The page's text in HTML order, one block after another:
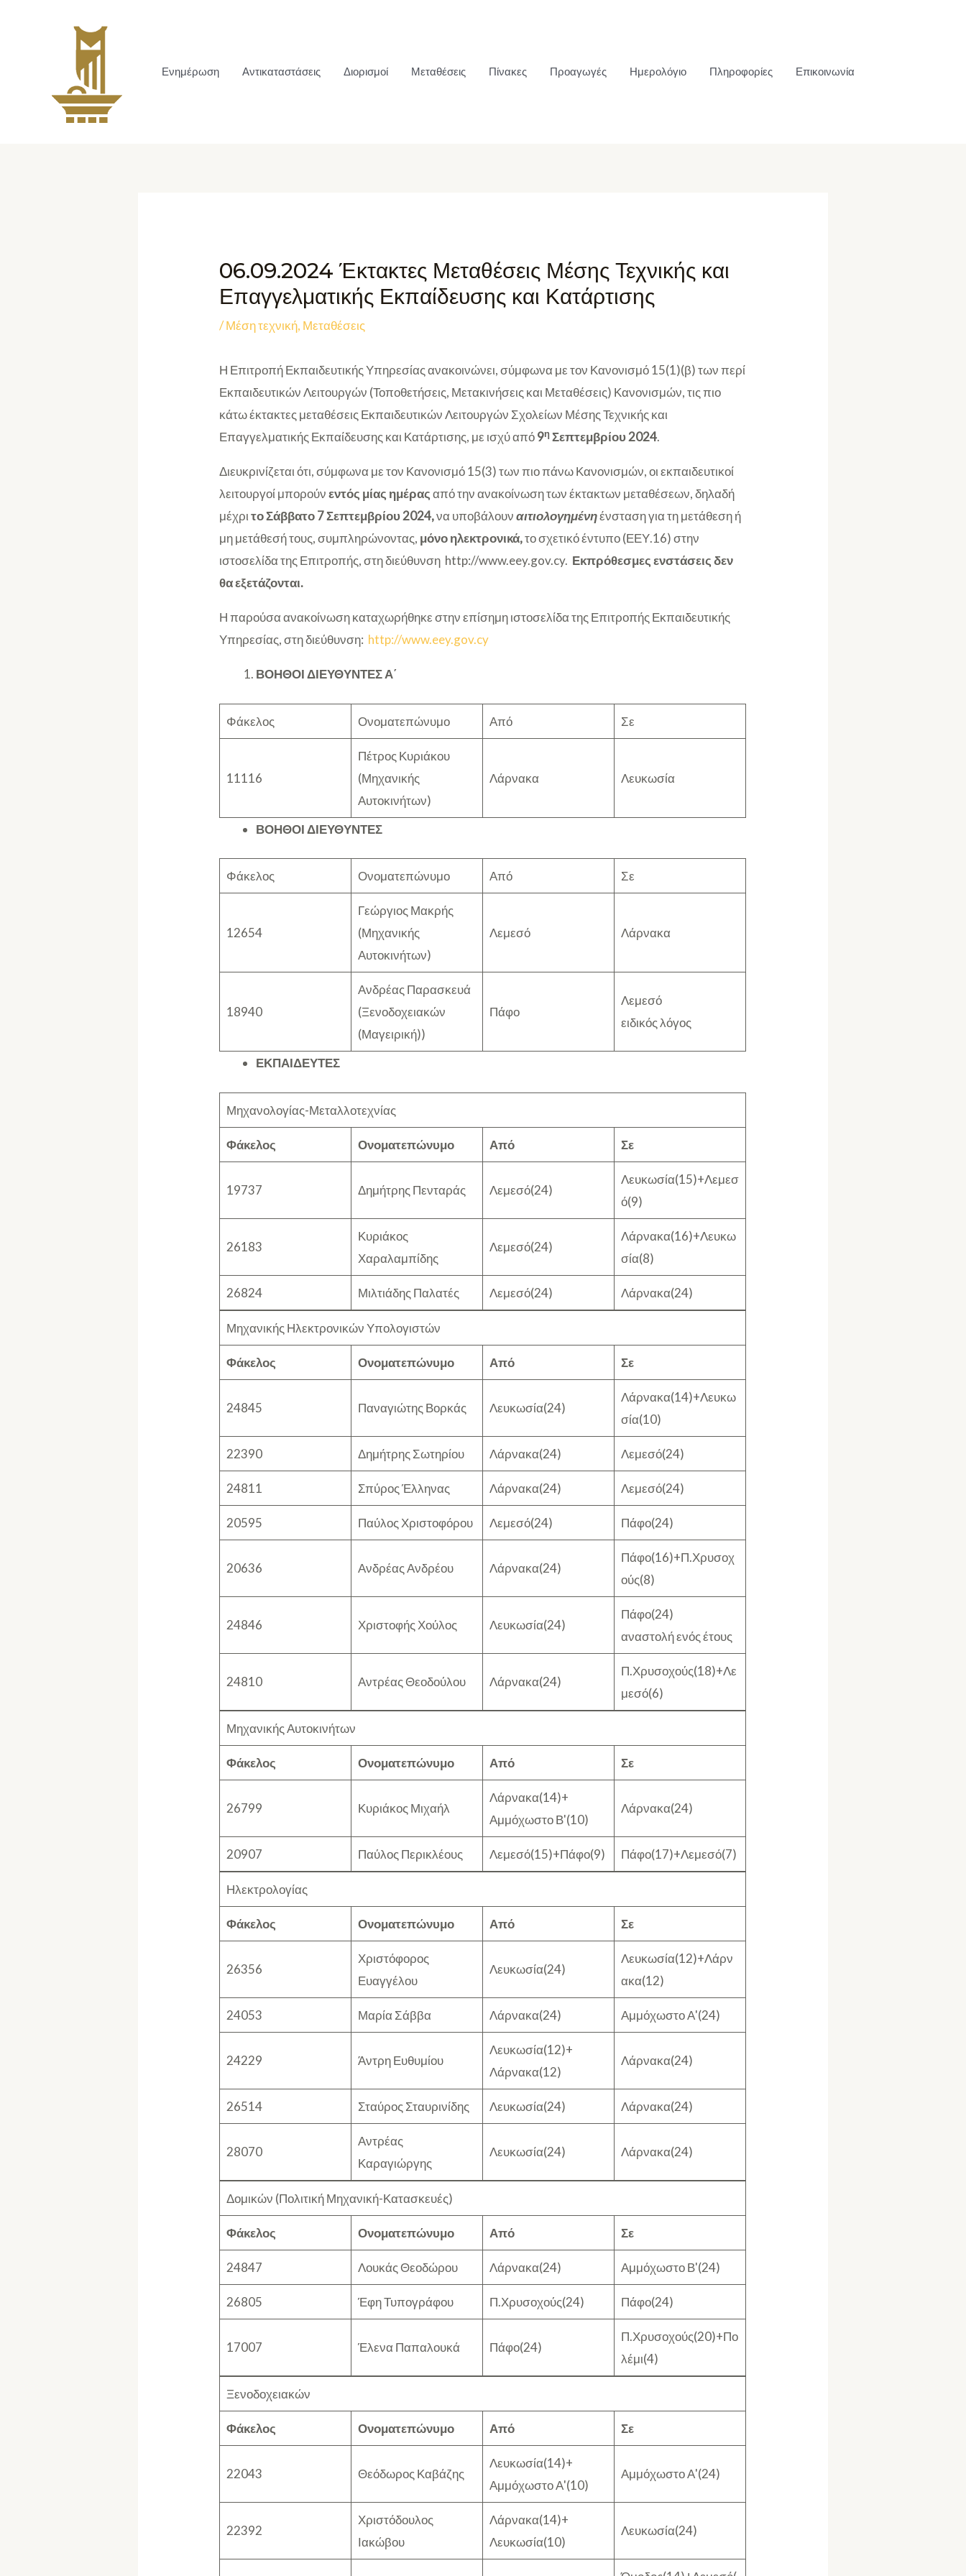
Ενημέρωση Αντικαταστάσεις Διορισμοί Μεταθέσεις Πίνακες Προαγωγές Ημερολόγιο Πληροφορίες Επικοινωνία
06.09.2024 Έκτακτες Μεταθέσεις Μέσης Τεχνικής και
Επαγγελματικής Εκπαίδευσης και Κατάρτισης
/Μέση τεχνική, Μεταθέσεις
Η Επιτροπή Εκπαιδευτικής Υπηρεσίας ανακοινώνει, σύμφωνα με τον Κανονισμό 15(1)(β) των περί
Εκπαιδευτικών Λειτουργών (Τοποθετήσεις, Μετακινήσεις και Μεταθέσεις) Κανονισμών, τις πιο
κάτω έκτακτες μεταθέσεις Εκπαιδευτικών Λειτουργών Σχολείων Μέσης Τεχνικής και
Επαγγελματικής Εκπαίδευσης και Κατάρτισης, με ισχύ από9η Σεπτεμβρίου 2024.
Διευκρινίζεται ότι, σύμφωνα με τον Κανονισμό 15(3) των πιο πάνω Κανονισμών, οι εκπαιδευτικοί
λειτουργοί μπορούνεντός μίας ημέραςαπό την ανακοίνωση των έκτακτων μεταθέσεων, δηλαδή
μέχριτο Σάββατο 7 Σεπτεμβρίου 2024,να υποβάλουναιτιολογημένηένσταση για τη μετάθεση ή
μη μετάθεσή τους, συμπληρώνοντας, μόνο ηλεκτρονικά,το σχετικό έντυπο (ΕΕΥ.16) στην
ιστοσελίδα της Επιτροπής, στη διεύθυνση http://www.eey.gov.cy. Εκπρόθεσμες ενστάσεις δεν
θα εξετάζονται.
Η παρούσα ανακοίνωση καταχωρήθηκε στην επίσημη ιστοσελίδα της Επιτροπής Εκπαιδευτικής
Υπηρεσίας, στη διεύθυνση: http://www.eey.gov.cy
ΒΟΗΘΟΙ ΔΙΕΥΘΥΝΤΕΣ Α΄
Φάκελος Ονοματεπώνυμο Από Σε
11116
Πέτρος Κυριάκου
(Μηχανικής
Αυτοκινήτων)
Λάρνακα Λευκωσία
ΒΟΗΘΟΙ ΔΙΕΥΘΥΝΤΕΣ
Φάκελος Ονοματεπώνυμο Από Σε
12654
Γεώργιος Μακρής
(Μηχανικής
Αυτοκινήτων)
Λεμεσό Λάρνακα
18940
Ανδρέας Παρασκευά
(Ξενοδοχειακών
(Μαγειρική))
Πάφο
Λεμεσό
ειδικός λόγος
ΕΚΠΑΙΔΕΥΤΕΣ
Μηχανολογίας-Μεταλλοτεχνίας
Φάκελος Ονοματεπώνυμο Από Σε
19737 Δημήτρης Πενταράς Λεμεσό(24)
Λευκωσία(15)+Λεμεσ
ό(9)
26183
Κυριάκος
Χαραλαμπίδης
Λεμεσό(24)
Λάρνακα(16)+Λευκω
σία(8)
26824 Μιλτιάδης Παλατές Λεμεσό(24) Λάρνακα(24)
Μηχανικής Ηλεκτρονικών Υπολογιστών
Φάκελος Ονοματεπώνυμο Από Σε
24845 Παναγιώτης Βορκάς Λευκωσία(24)
Λάρνακα(14)+Λευκω
σία(10)
22390 Δημήτρης Σωτηρίου Λάρνακα(24) Λεμεσό(24)
24811 Σπύρος Έλληνας Λάρνακα(24) Λεμεσό(24)
20595 Παύλος Χριστοφόρου Λεμεσό(24) Πάφο(24)
20636 Ανδρέας Ανδρέου Λάρνακα(24)
Πάφο(16)+Π.Χρυσοχ
ούς(8)
24846 Χριστοφής Χούλος Λευκωσία(24)
Πάφο(24)
αναστολή ενός έτους
24810 Αντρέας Θεοδούλου Λάρνακα(24)
Π.Χρυσοχούς(18)+Λε
μεσό(6)
Μηχανικής Αυτοκινήτων
Φάκελος Ονοματεπώνυμο Από Σε
26799 Κυριάκος Μιχαήλ
Λάρνακα(14)+
Αμμόχωστο Β'(10)
Λάρνακα(24)
20907 Παύλος Περικλέους Λεμεσό(15)+Πάφο(9) Πάφο(17)+Λεμεσό(7)
Ηλεκτρολογίας
Φάκελος Ονοματεπώνυμο Από Σε
26356
Χριστόφορος
Ευαγγέλου
Λευκωσία(24)
Λευκωσία(12)+Λάρν
ακα(12)
24053 Μαρία Σάββα Λάρνακα(24) Αμμόχωστο Α'(24)
24229 Άντρη Ευθυμίου
Λευκωσία(12)+
Λάρνακα(12)
Λάρνακα(24)
26514 Σταύρος Σταυρινίδης Λευκωσία(24) Λάρνακα(24)
28070
Αντρέας
Καραγιώργης
Λευκωσία(24) Λάρνακα(24)
Δομικών (Πολιτική Μηχανική-Κατασκευές)
Φάκελος Ονοματεπώνυμο Από Σε
24847 Λουκάς Θεοδώρου Λάρνακα(24) Αμμόχωστο Β'(24)
26805 Έφη Τυπογράφου Π.Χρυσοχούς(24) Πάφο(24)
17007 Έλενα Παπαλουκά Πάφο(24)
Π.Χρυσοχούς(20)+Πο
λέμι(4)
Ξενοδοχειακών
Φάκελος Ονοματεπώνυμο Από Σε
22043 Θεόδωρος Καβάζης
Λευκωσία(14)+
Αμμόχωστο Α'(10)
Αμμόχωστο Α'(24)
22392
Χριστόδουλος
Ιακώβου
Λάρνακα(14)+
Λευκωσία(10)
Λευκωσία(24)